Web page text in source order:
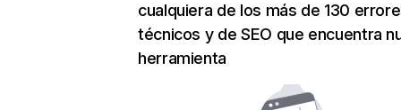
cualquiera de los más de 130
técnicos y de SEO que encuentra
herramienta